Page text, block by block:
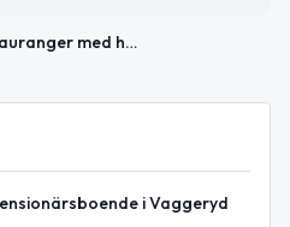
Topp 10 restauranger med högst omsättning i Vaggeryd
i Vaggeryd